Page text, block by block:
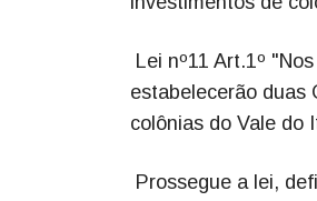
Lei nº11 Art.1º
estabelecerão duas
colônias do Vale do
Prossegue a lei,